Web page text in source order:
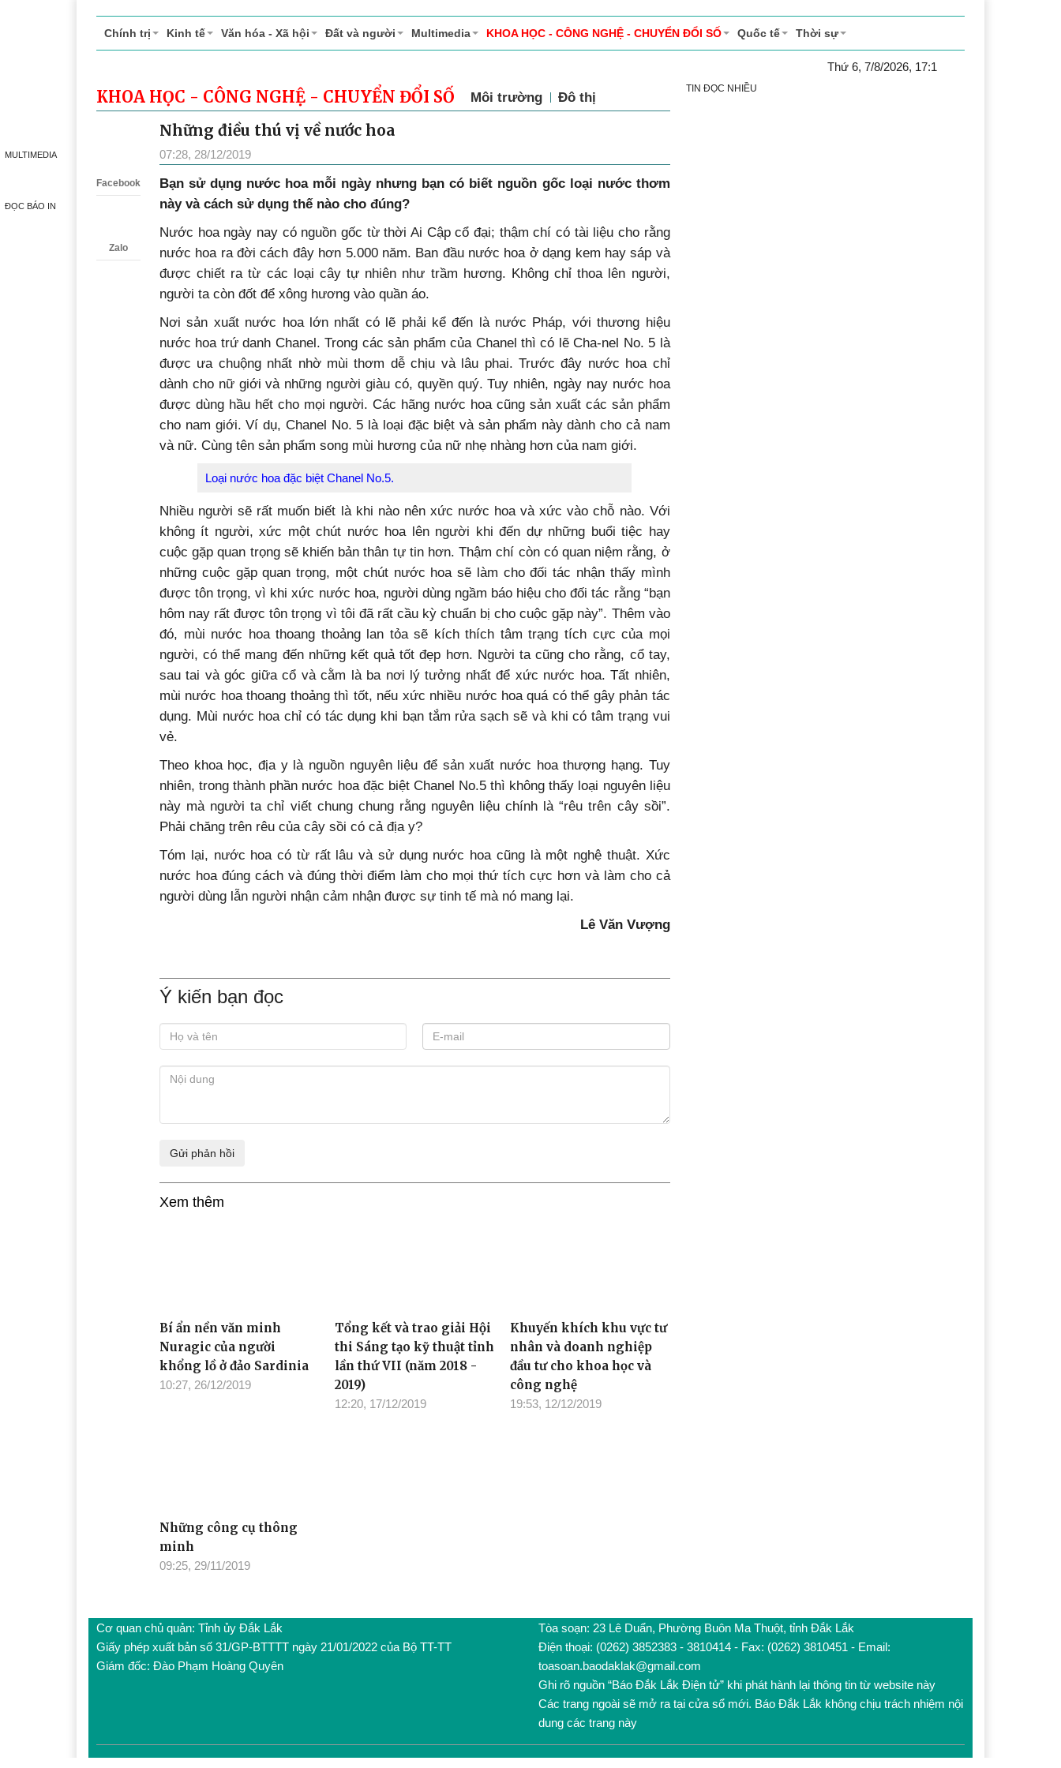
MULTIMEDIA
ĐỌC BÁO IN
Chính trị Kinh tế Văn hóa - Xã hội Đất và người Multimedia KHOA HỌC - CÔNG NGHỆ - CHUYỂN ĐỔI SỐ Quốc tế Thời sự
Thứ 6, 7/8/2026, 17:1
KHOA HỌC - CÔNG NGHỆ - CHUYỂN ĐỔI SỐ Môi trường Đô thị
Facebook
Zalo
Những điều thú vị về nước hoa
07:28, 28/12/2019
Bạn sử dụng nước hoa mỗi ngày nhưng bạn có biết nguồn gốc loại nước thơm
này và cách sử dụng thế nào cho đúng?
Nước hoa ngày nay có nguồn gốc từ thời Ai Cập cổ đại; thậm chí có tài liệu cho rằng
nước hoa ra đời cách đây hơn 5.000 năm. Ban đầu nước hoa ở dạng kem hay sáp và
được chiết ra từ các loại cây tự nhiên như trầm hương. Không chỉ thoa lên người,
người ta còn đốt để xông hương vào quần áo.
Nơi sản xuất nước hoa lớn nhất có lẽ phải kể đến là nước Pháp, với thương hiệu
nước hoa trứ danh Chanel. Trong các sản phẩm của Chanel thì có lẽ Cha-nel No. 5 là
được ưa chuộng nhất nhờ mùi thơm dễ chịu và lâu phai. Trước đây nước hoa chỉ
dành cho nữ giới và những người giàu có, quyền quý. Tuy nhiên, ngày nay nước hoa
được dùng hầu hết cho mọi người. Các hãng nước hoa cũng sản xuất các sản phẩm
cho nam giới. Ví dụ, Chanel No. 5 là loại đặc biệt và sản phẩm này dành cho cả nam
và nữ. Cùng tên sản phẩm song mùi hương của nữ nhẹ nhàng hơn của nam giới.
Loại nước hoa đặc biệt Chanel No.5.
Nhiều người sẽ rất muốn biết là khi nào nên xức nước hoa và xức vào chỗ nào. Với
không ít người, xức một chút nước hoa lên người khi đến dự những buổi tiệc hay
cuộc gặp quan trọng sẽ khiến bản thân tự tin hơn. Thậm chí còn có quan niệm rằng, ở
những cuộc gặp quan trọng, một chút nước hoa sẽ làm cho đối tác nhận thấy mình
được tôn trọng, vì khi xức nước hoa, người dùng ngầm báo hiệu cho đối tác rằng “bạn
hôm nay rất được tôn trọng vì tôi đã rất cầu kỳ chuẩn bị cho cuộc gặp này”. Thêm vào
đó, mùi nước hoa thoang thoảng lan tỏa sẽ kích thích tâm trạng tích cực của mọi
người, có thể mang đến những kết quả tốt đẹp hơn. Người ta cũng cho rằng, cổ tay,
sau tai và góc giữa cổ và cằm là ba nơi lý tưởng nhất để xức nước hoa. Tất nhiên,
mùi nước hoa thoang thoảng thì tốt, nếu xức nhiều nước hoa quá có thể gây phản tác
dụng. Mùi nước hoa chỉ có tác dụng khi bạn tắm rửa sạch sẽ và khi có tâm trạng vui
vẻ.
Theo khoa học, địa y là nguồn nguyên liệu để sản xuất nước hoa thượng hạng. Tuy
nhiên, trong thành phần nước hoa đặc biệt Chanel No.5 thì không thấy loại nguyên liệu
này mà người ta chỉ viết chung chung rằng nguyên liệu chính là “rêu trên cây sồi”.
Phải chăng trên rêu của cây sồi có cả địa y?
Tóm lại, nước hoa có từ rất lâu và sử dụng nước hoa cũng là một nghệ thuật. Xức
nước hoa đúng cách và đúng thời điểm làm cho mọi thứ tích cực hơn và làm cho cả
người dùng lẫn người nhận cảm nhận được sự tinh tế mà nó mang lại.
Lê Văn Vượng
Ý kiến bạn đọc
Xem thêm
Bí ẩn nền văn minh
Nuragic của người
khổng lồ ở đảo Sardinia
10:27, 26/12/2019
Tổng kết và trao giải Hội
thi Sáng tạo kỹ thuật tỉnh
lần thứ VII (năm 2018 -
2019)
12:20, 17/12/2019
Khuyến khích khu vực tư
nhân và doanh nghiệp
đầu tư cho khoa học và
công nghệ
19:53, 12/12/2019
Những công cụ thông
minh
09:25, 29/11/2019
TIN ĐỌC NHIỀU
Cơ quan chủ quản: Tỉnh ủy Đắk Lắk
Giấy phép xuất bản số 31/GP-BTTTT ngày 21/01/2022 của Bộ TT-TT
Giám đốc: Đào Phạm Hoàng Quyên
Tòa soạn: 23 Lê Duẩn, Phường Buôn Ma Thuột, tỉnh Đắk Lắk
Điện thoại: (0262) 3852383 - 3810414 - Fax: (0262) 3810451 - Email:
toasoan.baodaklak@gmail.com
Ghi rõ nguồn “Báo Đắk Lắk Điện tử” khi phát hành lại thông tin từ website này
Các trang ngoài sẽ mở ra tại cửa sổ mới. Báo Đắk Lắk không chịu trách nhiệm nội
dung các trang này